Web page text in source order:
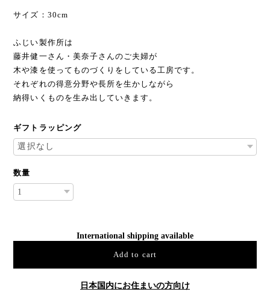
サイズ：30cm
ふじい製作所は
藤井健一さん・美奈子さんのご夫婦が
木や漆を使ってものづくりをしている工房です。
それぞれの得意分野や長所を生かしながら
納得いくものを生み出していきます。
ギフトラッピング
数量
International shipping available
Add to cart
日本国内にお住まいの方向け